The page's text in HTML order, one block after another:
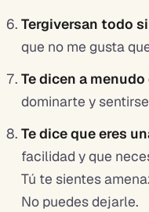
Tergiversan todo
que no me gusta
Te dicen a
dominarte y
Te dice que eres
facilidad y que
Tú te sientes
No puedes dejarle.